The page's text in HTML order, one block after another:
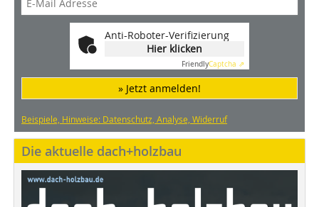
Anti-Roboter-Verifizierung
Hier klicken
FriendlyCaptcha ⇗
» Jetzt anmelden!
Beispiele, Hinweise: Datenschutz, Analyse, Widerruf
Die aktuelle dach+holzbau